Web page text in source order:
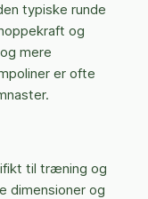
typiske runde
og
mere
er ofte
til træning og
dimensioner og